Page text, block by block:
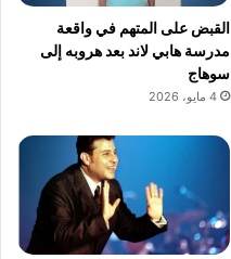
القبض على المتهم في واقعة
مدرسة هابي لاند بعد هروبه إلى
سوهاج
4 مايو، 2026